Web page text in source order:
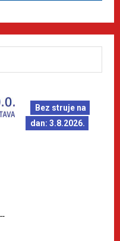
Bez struje na
dan: 3.8.2026.